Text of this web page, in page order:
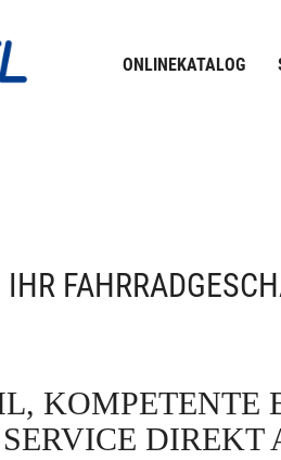
ONLINEKATALOG
IHR
DIREKT